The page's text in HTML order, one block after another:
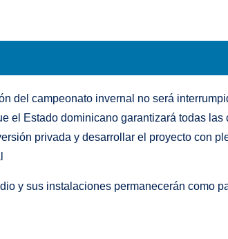
del campeonato invernal no será
el Estado dominicano garantizará todas
privada y desarrollar el proyecto con
y sus instalaciones permanecerán como